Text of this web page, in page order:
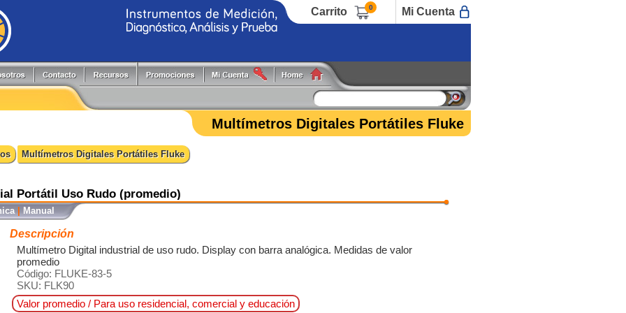
Carrito 0 Mi Cuenta
Generadores de Funciones
Medidores
Pinzas de Medición
Probadores
Puntas de Prueba
Registradores
Software
FlukeCal
Global Specialties
Pruftechnik
RIGOL
Tektronix
Multímetros Digitales Portátiles Fluke
Multímetros Digitales Portátiles Fluke
Portátil Uso Rudo (promedio)
|Manual
Descripción
Multímetro Digital industrial de uso rudo. Display con barra analógica. Medidas de valor
promedio
Código: FLUKE-83-5
SKU: FLK90
Valor promedio / Para uso residencial, comercial y educación